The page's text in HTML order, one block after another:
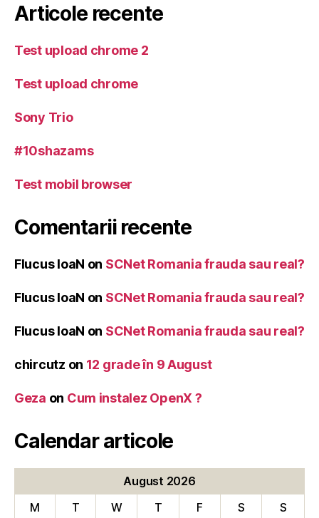
Articole recente
Test upload chrome 2
Test upload chrome
Sony Trio
#10shazams
Test mobil browser
Comentarii recente
Flucus IoaN on SCNet Romania frauda sau real?
Flucus IoaN on SCNet Romania frauda sau real?
Flucus IoaN on SCNet Romania frauda sau real?
chircutz on 12 grade în 9 August
Geza on Cum instalez OpenX ?
Calendar articole
August 2026
M
T W T F S S